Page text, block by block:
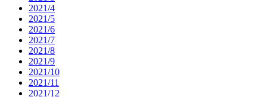
2021/4
2021/5
2021/6
2021/7
2021/8
2021/9
2021/10
2021/11
2021/12